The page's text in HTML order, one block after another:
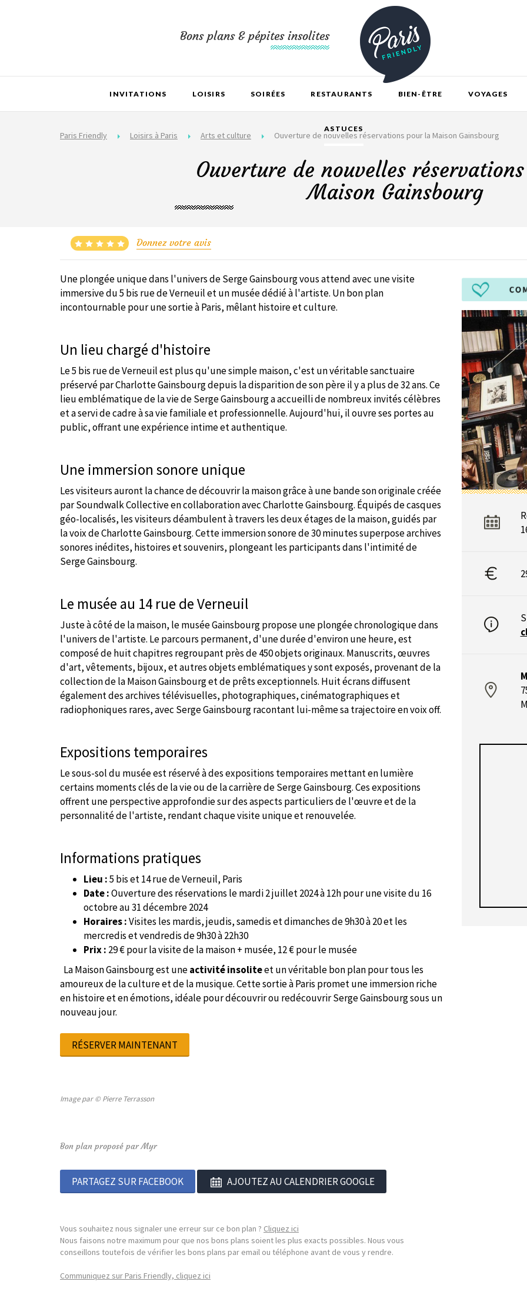
Bons plans & pépites insolites
INVITATIONS LOISIRS SOIRÉES RESTAURANTS BIEN-ÊTRE VOYAGES
ASTUCES
Paris Friendly Loisirs à Paris Arts et culture Ouverture de nouvelles réservations pour la Maison Gainsbourg
Ouverture de nouvelles
Maison Gainsbourg
Donnez votre avis
Une plongée unique dans l'univers de Serge Gainsbourg vous attend avec une visite
immersive du 5 bis rue de Verneuil et un musée dédié à l'artiste. Un bon plan
incontournable pour une sortie à Paris, mêlant histoire et culture.
Un lieu chargé d'histoire
Le 5 bis rue de Verneuil est plus qu'une simple maison, c'est un véritable sanctuaire
préservé par Charlotte Gainsbourg depuis la disparition de son père il y a plus de 32 ans. Ce
lieu emblématique de la vie de Serge Gainsbourg a accueilli de nombreux invités célèbres
et a servi de cadre à sa vie familiale et professionnelle. Aujourd'hui, il ouvre ses portes au
public, offrant une expérience intime et authentique.
Une immersion sonore unique
Les visiteurs auront la chance de découvrir la maison grâce à une bande son originale créée
par Soundwalk Collective en collaboration avec Charlotte Gainsbourg. Équipés de casques
géo-localisés, les visiteurs déambulent à travers les deux étages de la maison, guidés par
la voix de Charlotte Gainsbourg. Cette immersion sonore de 30 minutes superpose archives
sonores inédites, histoires et souvenirs, plongeant les participants dans l'intimité de
Serge Gainsbourg.
Le musée au 14 rue de Verneuil
Juste à côté de la maison, le musée Gainsbourg propose une plongée chronologique dans
l'univers de l'artiste. Le parcours permanent, d'une durée d'environ une heure, est
composé de huit chapitres regroupant près de 450 objets originaux. Manuscrits, œuvres
d'art, vêtements, bijoux, et autres objets emblématiques y sont exposés, provenant de la
collection de la Maison Gainsbourg et de prêts exceptionnels. Huit écrans diffusent
également des archives télévisuelles, photographiques, cinématographiques et
radiophoniques rares, avec Serge Gainsbourg racontant lui-même sa trajectoire en voix off.
Expositions temporaires
Le sous-sol du musée est réservé à des expositions temporaires mettant en lumière
certains moments clés de la vie ou de la carrière de Serge Gainsbourg. Ces expositions
offrent une perspective approfondie sur des aspects particuliers de l'œuvre et de la
personnalité de l'artiste, rendant chaque visite unique et renouvelée.
Informations pratiques
Lieu :5 bis et 14 rue de Verneuil, Paris
Date :Ouverture des réservations le mardi 2 juillet 2024 à 12h pour une visitedu 16
octobre au 31 décembre 2024
Horaires :Visites les mardis, jeudis, samedis et dimanches de 9h30 à 20 et les
mercredis et vendredis de 9h30 à 22h30
Prix : 29 € pour la visite de la maison + musée, 12 € pour le musée
La Maison Gainsbourg est uneactivité insoliteet un véritable bon plan pour tous les
amoureux de la culture et de la musique. Cette sortie à Paris promet une immersion riche
en histoire et en émotions, idéale pour découvrir ou redécouvrir Serge Gainsbourg sous un
nouveau jour.
RÉSERVER MAINTENANT
Image par © Pierre Terrasson
Bon plan proposé par Myr
PARTAGEZ SUR FACEBOOK AJOUTEZ AU CALENDRIER GOOGLE
Vous souhaitez nous signaler une erreur sur ce bon plan ? Cliquez ici
Nous faisons notre maximum pour que nos bons plans soient les plus exacts possibles. Nous vous
conseillons toutefois de vérifier les bons plans par email ou téléphone avant de vous y rendre.
Communiquez sur Paris Friendly, cliquez ici